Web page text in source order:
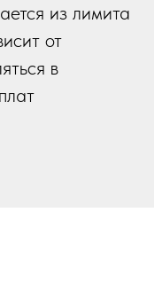
из лимита
от
в